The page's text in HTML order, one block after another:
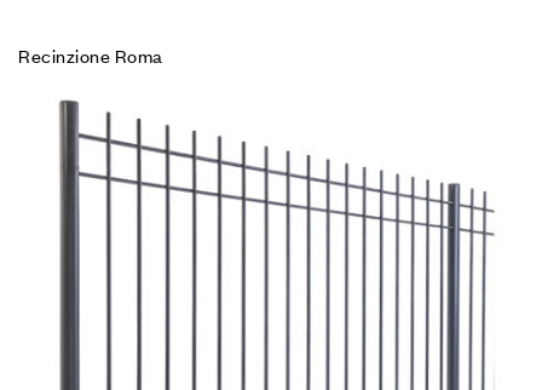
Recinzione Roma